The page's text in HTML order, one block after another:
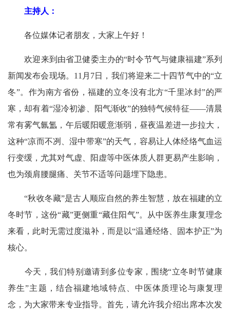
主持人：
各位媒体记者朋友，大家上午好！
欢迎来到由省卫健委主办的“时令节气与健康福建”系列
新闻发布会现场。11月7日，我们将迎来二十四节气中的“立
冬”。作为南方省份，福建的立冬没有北方“千里冰封”的严
寒，却有着“湿冷初渗、阳气渐收”的独特气候特征——清晨
常有雾气氤氲，午后暖阳暖意渐弱，昼夜温差进一步拉大，
这种“凉而不冽、湿中带寒”的天气，容易让人体经络气血运
行变缓，尤其对气虚、阳虚等中医体质人群更易产生影响，
也为颈肩腰腿痛、关节不适等问题埋下隐患。
“秋收冬藏”是古人顺应自然的养生智慧，放在福建的立
冬时节，这份“藏”更侧重“藏住阳气”。从中医养生康复理念
来看，此时无需过度滋补，而是以“温通经络、固本护正”为
核心。
今天，我们特别邀请到多位专家，围绕“立冬时节健康
养生”主题，结合福建地域特点、中医体质理论与康复理
念，为大家带来专业指导。首先，请允许我介绍出席本次发